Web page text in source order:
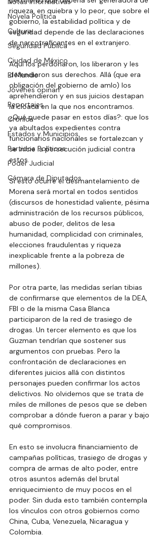
Novela Política
Cultura
Seguridad Pública
Ciudad de México
El Mundo
Jóvenes opinan
Reportajes
Crónica
Estados y Municipios
Partidos Políticos
Poder Judicial
Cámara de Diputados
riqueza, en quiebra y lo peor, que sobre el
gobierno, la estabilidad política y de
seguridad depende de las declaraciones
de narcotraficantes en el extranjero.
Aquí los perdonaron, los liberaron y les
defendieron sus derechos. Allá (que era
obligación del gobierno de amlo) los
aprehendieron y en sus juicios destapan
la cloaca en la que nos encontramos.
¿Qué puede pasar en estos días?: que los
ya abultados expedientes contra
funcionarios nacionales se fortalezcan y
se inicie la persecución judicial contra
estos.
Si esto ocurre el desmantelamiento de
Morena será mortal en todos sentidos
(discursos de honestidad valiente, pésima
administración de los recursos públicos,
abuso de poder, delitos de lesa
humanidad, complicidad con criminales,
elecciones fraudulentas y riqueza
inexplicable frente a la pobreza de
millones).
Por otra parte, las medidas serían tibias
de confirmarse que elementos de la DEA,
FBI o de la misma Casa Blanca
participaron de la red de trasiego de
drogas. Un tercer elemento es que los
Guzman tendrían que sostener sus
argumentos con pruebas. Pero la
confrontación de declaraciones en
diferentes juicios allá con distintos
personajes pueden confirmar los actos
delictivos. No olvidemos que se trata de
miles de millones de pesos que se deben
comprobar a dónde fueron a parar y bajo
qué compromisos.
En esto se involucra financiamiento de
campañas políticas, trasiego de drogas y
compra de armas de alto poder, entre
otros asuntos además del brutal
enriquecimiento de muy pocos en el
poder. Sin duda esto también contempla
los vínculos con otros gobiernos como
China, Cuba, Venezuela, Nicaragua y
Colombia.